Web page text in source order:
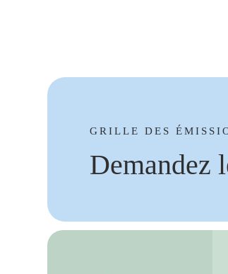
GRILLE DES
Demandez